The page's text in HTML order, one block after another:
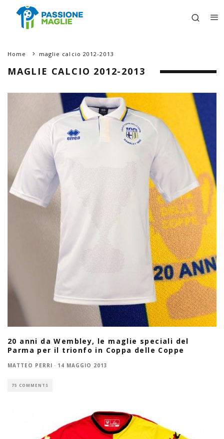
Home maglie calcio 2012-2013
MAGLIE CALCIO 2012-2013
20 anni da Wembley, le maglie speciali del
Parma per il trionfo in Coppa delle Coppe
MATTEO PERRI · 14 MAGGIO 2013
75 COMMENTS